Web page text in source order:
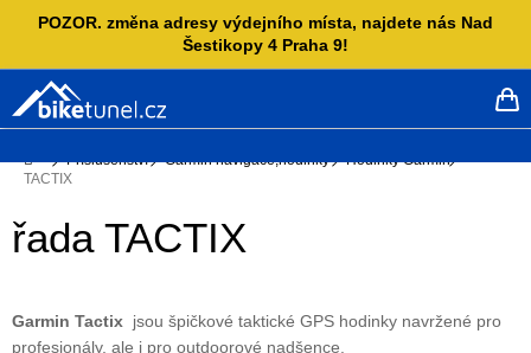
POZOR. změna adresy výdejního místa, najdete nás Nad
Šestikopy 4 Praha 9!
Domů
Příslušenství Garmin navigace,hodinky
Hodinky Garmin
TACTIX
řada TACTIX
Garmin Tactix jsou špičkové taktické GPS hodinky navržené pro
profesionály, ale i pro outdoorové nadšence.